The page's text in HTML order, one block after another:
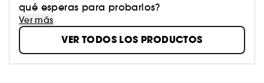
qué esperas para probarlos?
Ver más
VER TODOS LOS PRODUCTOS